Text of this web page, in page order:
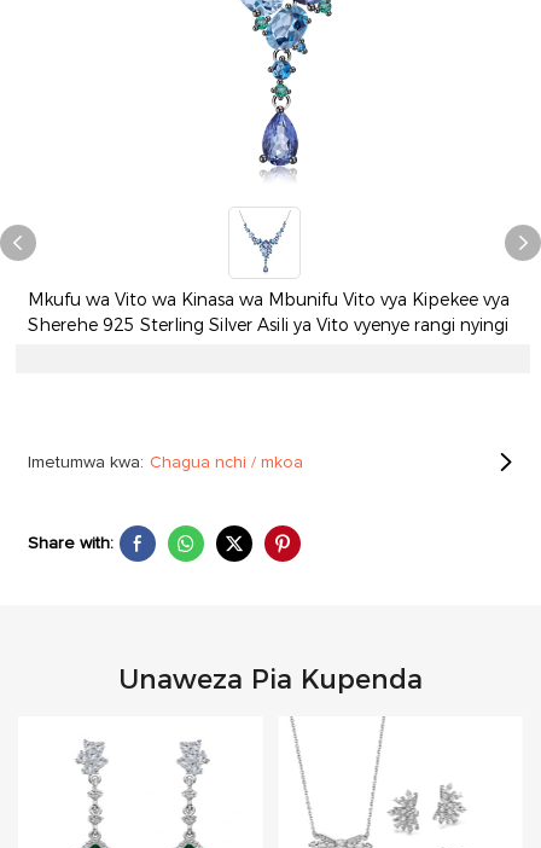
Mkufu wa Vito wa Kinasa wa Mbunifu Vito vya Kipekee vya
Sherehe 925 Sterling Silver Asili ya Vito vyenye rangi nyingi
Imetumwa kwa: Chagua nchi / mkoa
Share with:
Unaweza Pia Kupenda